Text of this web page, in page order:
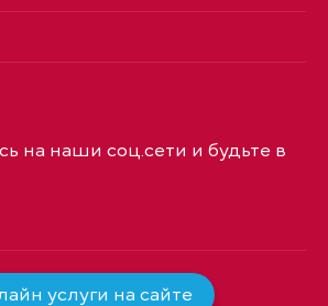
на наши соц.сети и будьте в
услуги на сайте